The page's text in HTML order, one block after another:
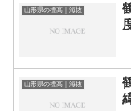
山形県の標高｜海抜
山形県の標高｜海抜